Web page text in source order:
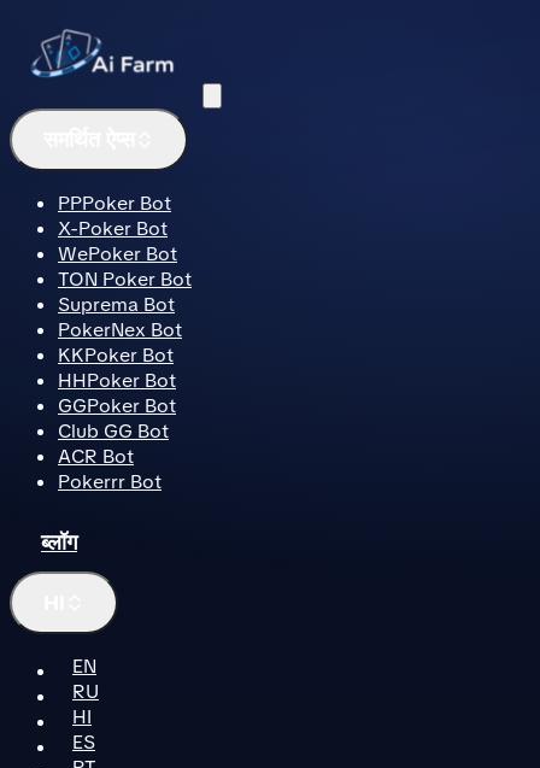
PPPoker Bot
X-Poker Bot
WePoker Bot
TON Poker Bot
Suprema Bot
PokerNex Bot
KKPoker Bot
HHPoker Bot
GGPoker Bot
Club GG Bot
ACR Bot
Pokerrr Bot
ब्लॉग
EN
RU
HI
ES